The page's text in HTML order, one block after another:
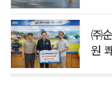
㈜
원